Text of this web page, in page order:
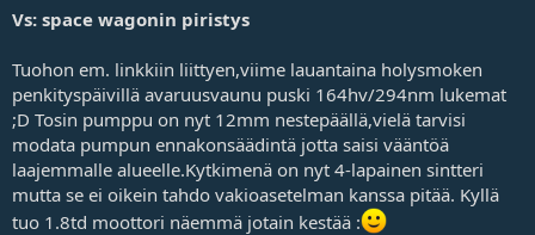
Vs: space wagonin piristys
Tuohon em. linkkiin liittyen,viime lauantaina holysmoken
penkityspäivillä avaruusvaunu puski 164hv/294nm lukemat
;D Tosin pumppu on nyt 12mm nestepäällä,vielä tarvisi
modata pumpun ennakonsäädintä jotta saisi vääntöä
laajemmalle alueelle.Kytkimenä on nyt 4-lapainen sintteri
mutta se ei oikein tahdo vakioasetelman kanssa pitää. Kyllä
tuo 1.8td moottori näemmä jotain kestää :